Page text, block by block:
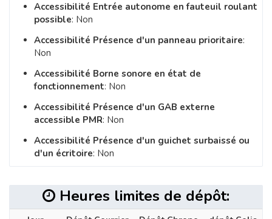
Accessibilité Entrée autonome en fauteuil roulant
possible: Non
Accessibilité Présence d'un panneau prioritaire:
Non
Accessibilité Borne sonore en état de
fonctionnement: Non
Accessibilité Présence d'un GAB externe
accessible PMR: Non
Accessibilité Présence d'un guichet surbaissé ou
d'un écritoire: Non
Heures limites de dépôt: